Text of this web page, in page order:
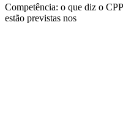
Competência: o que diz o
estão previstas nos